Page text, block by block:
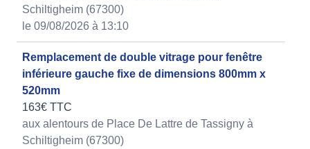
Schiltigheim (67300)
le 09/08/2026 à 13:10
Remplacement de double vitrage pour fenêtre
inférieure gauche fixe de dimensions 800mm x
520mm
163€ TTC
aux alentours de Place De Lattre de Tassigny à
Schiltigheim (67300)